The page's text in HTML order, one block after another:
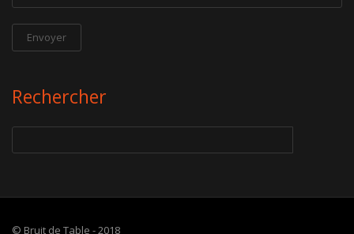
Rechercher
© Bruit de Table - 2018